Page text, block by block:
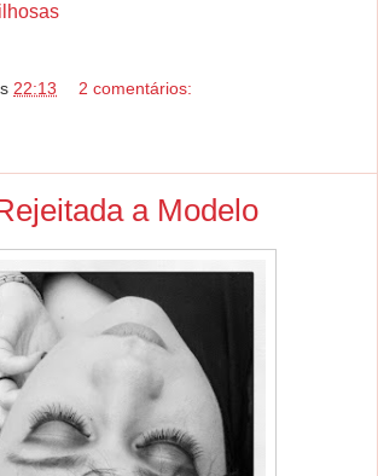
22:13 2 comentários:
a Modelo